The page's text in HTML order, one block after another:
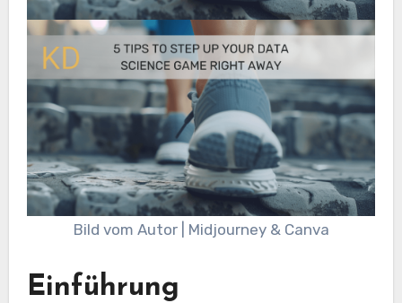
Bild vom Autor | Midjourney & Canva
Einführung